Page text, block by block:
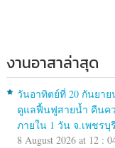
งานอาสาล่าสุด
วันอาทิตย์ที่ 20 กันยาย
ดูแลฟื้นฟูสายน้ำ คืนค
ภายใน 1 วัน จ.เพชรบุรี
8 August 2026 at 12 :